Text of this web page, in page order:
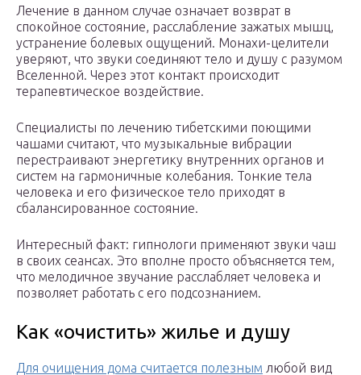
Лечение в данном случае означает возврат в
спокойное состояние, расслабление зажатых мышц,
устранение болевых ощущений. Монахи-целители
уверяют, что звуки соединяют тело и душу с разумом
Вселенной. Через этот контакт происходит
терапевтическое воздействие.
Специалисты по лечению тибетскими поющими
чашами считают, что музыкальные вибрации
перестраивают энергетику внутренних органов и
систем на гармоничные колебания. Тонкие тела
человека и его физическое тело приходят в
сбалансированное состояние.
Интересный факт: гипнологи применяют звуки чаш
в своих сеансах. Это вполне просто объясняется тем,
что мелодичное звучание расслабляет человека и
позволяет работать с его подсознанием.
Как «очистить» жилье и душу
Для очищения дома считается полезным любой вид